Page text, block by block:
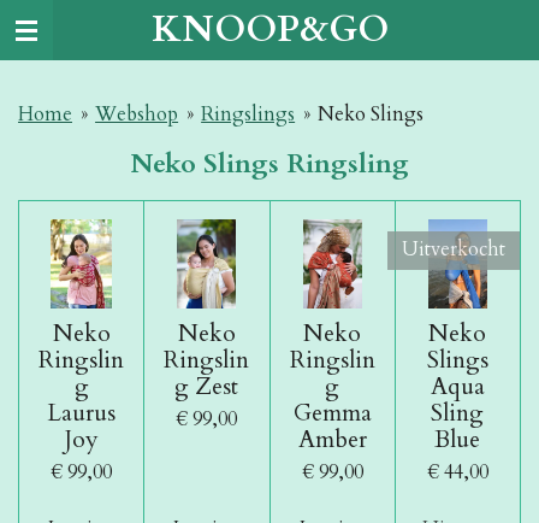
Ga
de
KNOOP&GO
Home » Webshop » Ringslings » Neko Slings
Neko Slings Ringsling
Neko
Ringslin
g
Laurus
Joy
€ 99,00
Neko
Ringslin
g Zest
€ 99,00
Neko
Ringslin
g
Gemma
Amber
€ 99,00
Uitverkocht
Neko
Slings
Aqua
Sling
Blue
€ 44,00